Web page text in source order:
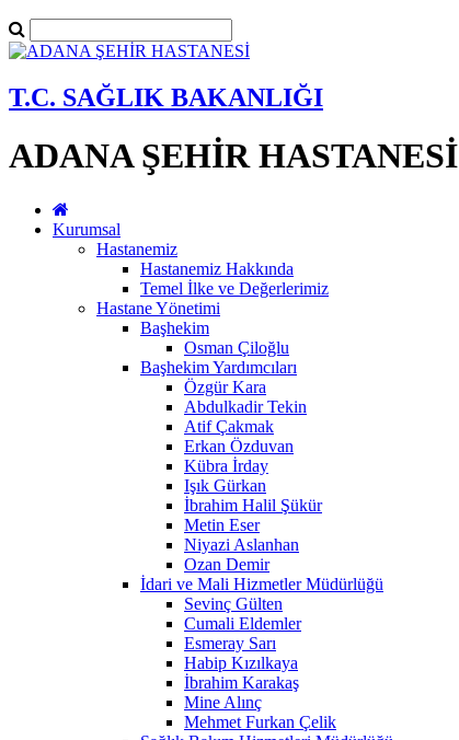
T.C. SAĞLIK BAKANLIĞI
ADANA ŞEHİR HASTANESİ
Kurumsal
Hastanemiz
Hastanemiz Hakkında
Temel İlke ve Değerlerimiz
Hastane Yönetimi
Başhekim
Osman Çiloğlu
Başhekim Yardımcıları
Özgür Kara
Abdulkadir Tekin
Atif Çakmak
Erkan Özduvan
Kübra İrday
Işık Gürkan
İbrahim Halil Şükür
Metin Eser
Niyazi Aslanhan
Ozan Demir
İdari ve Mali Hizmetler Müdürlüğü
Sevinç Gülten
Cumali Eldemler
Esmeray Sarı
Habip Kızılkaya
İbrahim Karakaş
Mine Alınç
Mehmet Furkan Çelik